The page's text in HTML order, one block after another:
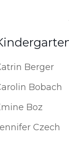
Berger
Bobach
Boz
Czech